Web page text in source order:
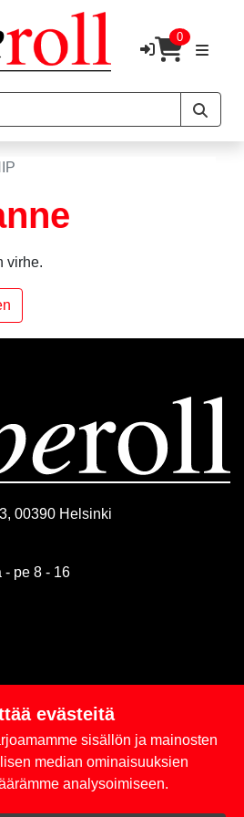
0
virhe.
00390 Helsinki
- pe 8 - 16
evästeitä
sisällön ja mainosten
median ominaisuuksien
analysoimiseen.